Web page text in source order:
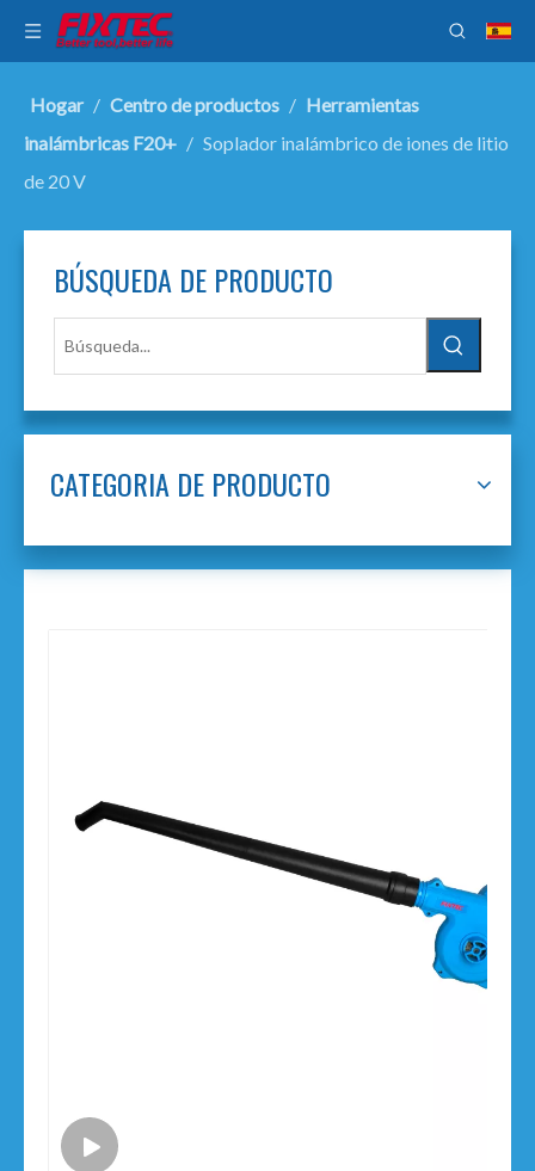
Hogar / Centro de productos / Herramientas
inalámbricas F20+ / Soplador inalámbrico de iones de litio
de 20 V
BÚSQUEDA DE PRODUCTO
CATEGORIA DE PRODUCTO